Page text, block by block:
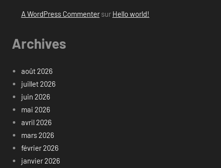
A WordPress Commentersur Hello world!
Archives
août 2026
juillet 2026
juin 2026
mai 2026
avril 2026
mars 2026
février 2026
janvier 2026